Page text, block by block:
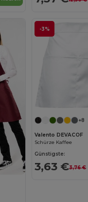
-3%
+8
Valento DEVACOF
Schürze Kaffee
Günstigste:
3,63 €3,76 €